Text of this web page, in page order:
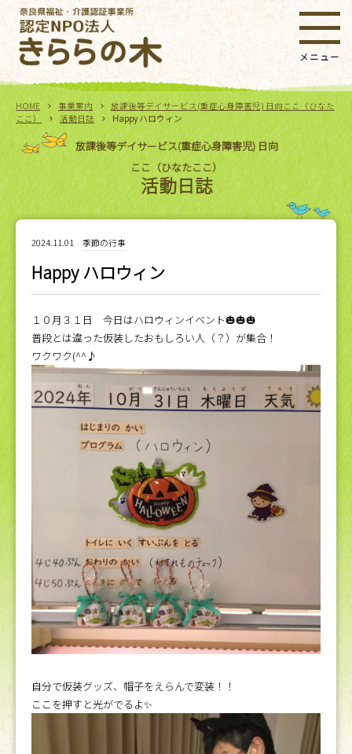
HOME 事業案内
放課後等デイサービス(重症心身障害児) 日向ここ（ひなた
ここ）
活動日誌 Happy ハロウィン
放課後等デイサービス(重症心身障害児) 日向
ここ（ひなたここ）
活動日誌
2024.11.01 季節の行事
Happy ハロウィン
１０月３１日 今日はハロウィンイベント🎃🎃🎃
普段とは違った仮装したおもしろい人（？）が集合！
ワクワク(^^♪
自分で仮装グッズ、帽子をえらんで変装！！
ここを押すと光がでるよ✨